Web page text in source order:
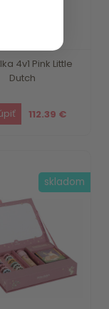
4v1 Pink Little
Dutch
112.39 €
skladom